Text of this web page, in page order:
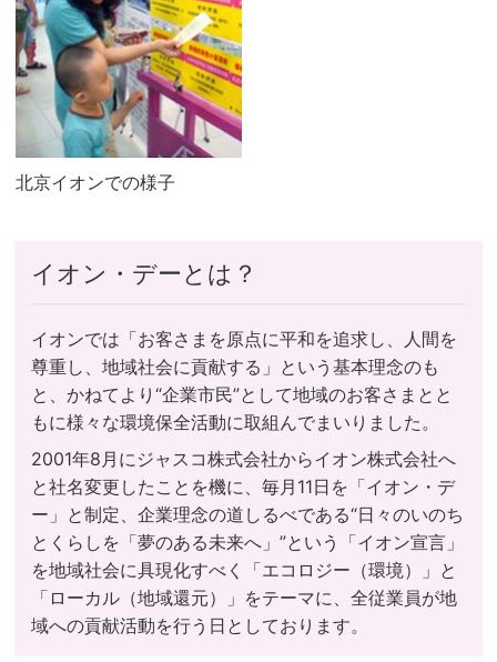
北京イオンでの様子
イオン・デーとは？
イオンでは「お客さまを原点に平和を追求し、人間を
尊重し、地域社会に貢献する」という基本理念のも
と、かねてより“企業市民”として地域のお客さまとと
もに様々な環境保全活動に取組んでまいりました。
2001年8月にジャスコ株式会社からイオン株式会社へ
と社名変更したことを機に、毎月11日を「イオン・デ
ー」と制定、企業理念の道しるべである“日々のいのち
とくらしを「夢のある未来へ」”という「イオン宣言」
を地域社会に具現化すべく「エコロジー（環境）」と
「ローカル（地域還元）」をテーマに、全従業員が地
域への貢献活動を行う日としております。